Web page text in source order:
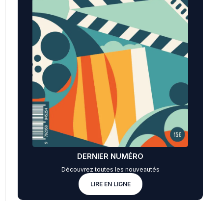
DERNIER NUMÉRO
Découvrez toutes les nouveautés
LIRE EN LIGNE